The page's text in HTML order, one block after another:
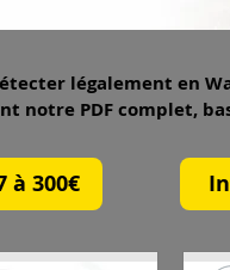
légalement en
notre PDF complet,
à 300€